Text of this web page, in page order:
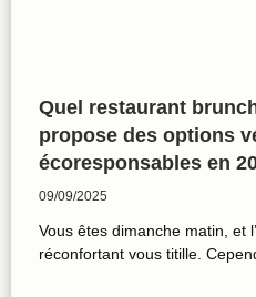
Quel restaurant
propose des options
écoresponsables en
09/09/2025
Vous êtes dimanche matin, et
réconfortant vous titille.